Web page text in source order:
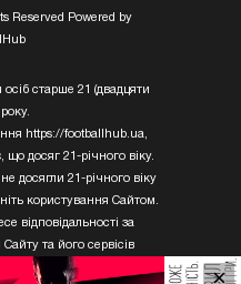
Reserved Powered by
старше 21 (двадцяти
https://footballhub.ua,
досяг 21-річного віку.
досягли 21-річного віку
користування Сайтом.
відповідальності за
та його сервісів
21-річного віку.
×